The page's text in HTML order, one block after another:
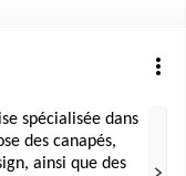
spécialisée dans
des canapés,
ainsi que des